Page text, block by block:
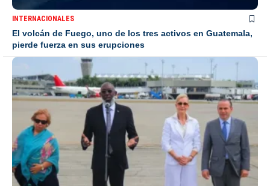
INTERNACIONALES
El volcán de Fuego, uno de los tres activos en Guatemala,
pierde fuerza en sus erupciones